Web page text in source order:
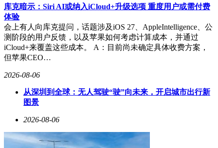
库克暗示：Siri AI或纳入iCloud+升级选项 重度用户或需付费
体验
会上有人向库克提问，话题涉及iOS 27、AppleIntelligence、公
测阶段的用户反馈，以及苹果如何考虑计算成本，并通过
iCloud+来覆盖这些成本。 A：目前尚未确定具体收费方案，
但苹果CEO…
2026-08-06
从深圳到全球：无人驾驶“驶”向未来，开启城市出行新
图景
2026-08-06